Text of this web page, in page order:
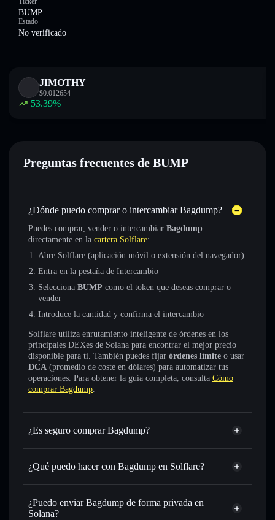
BUMP
Estado
No verificado
JIMOTHY
$0.012654
53.39%
Preguntas frecuentes de BUMP
¿Dónde puedo comprar o intercambiar Bagdump?
Puedes comprar, vender o intercambiar Bagdump
directamente en la cartera Solflare:
Abre Solflare (aplicación móvil o extensión del navegador)
Entra en la pestaña de Intercambio
Selecciona BUMP como el token que deseas comprar o
vender
Introduce la cantidad y confirma el intercambio
Solflare utiliza enrutamiento inteligente de órdenes en los
principales DEXes de Solana para encontrar el mejor precio
disponible para ti. También puedes fijar órdenes límite o usar
DCA (promedio de coste en dólares) para automatizar tus
operaciones. Para obtener la guía completa, consulta Cómo
comprar Bagdump.
¿Es seguro comprar Bagdump?
Bagdump no está verificado
¿Qué puedo hacer con Bagdump en Solflare?
Bagdump
cartera de Solflare
Intercambiar al instante: operar con BUMP para SOL,
USDC o miles de otros tokens de Solana con enrutamiento
¿Puedo enviar Bagdump de forma privada en
Solana?